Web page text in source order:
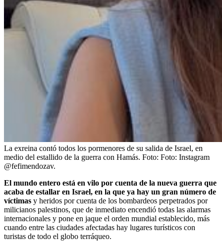
La exreina contó todos los pormenores de su salida de Israel, en
medio del estallido de la guerra con Hamás. Foto: Foto: Instagram
@fefimendozav.
El mundo entero está en vilo por cuenta de la nueva guerra que
acaba de estallar en Israel, en la que ya hay un gran número de
víctimas y heridos por cuenta de los bombardeos perpetrados por
milicianos palestinos, que de inmediato encendió todas las alarmas
internacionales y pone en jaque el orden mundial establecido, más
cuando entre las ciudades afectadas hay lugares turísticos con
turistas de todo el globo terráqueo.